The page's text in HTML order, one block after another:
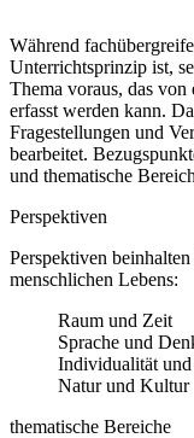
Während
Unterrichtsprinzip ist,
Thema voraus, das
erfasst werden kann.
Fragestellungen und
bearbeitet.
und thematische
Perspektiven
Perspektiven
menschlichen Lebens:
Raum und Zeit
Sprache und
Individualität
Natur und Kultur
thematische Bereiche